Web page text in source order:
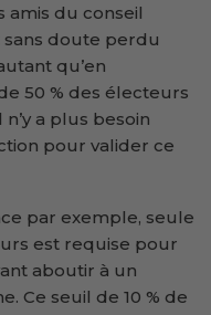
amis du conseil
sans doute perdu
qu’en
50 % des électeurs
a plus besoin
pour valider ce
par exemple, seule
est requise pour
aboutir à un
Ce seuil de 10 % de